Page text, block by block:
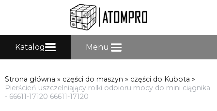
Katalog Menu
Strona główna » części do maszyn » części do Kubota »
Pierścień uszczelniający rolki odbioru mocy do mini ciągnika
- 66611-17120 66611-17120